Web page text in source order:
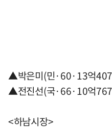
▲박은미(민·60·13억
▲전진선(국·66·10억
<하남시장>